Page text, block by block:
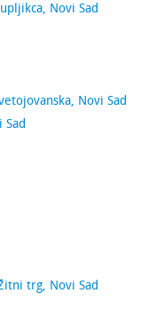
Novi Sad
Novi Sad
trg, Novi Sad